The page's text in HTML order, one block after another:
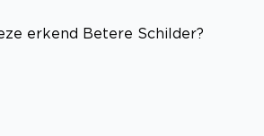
erkend Betere Schilder?